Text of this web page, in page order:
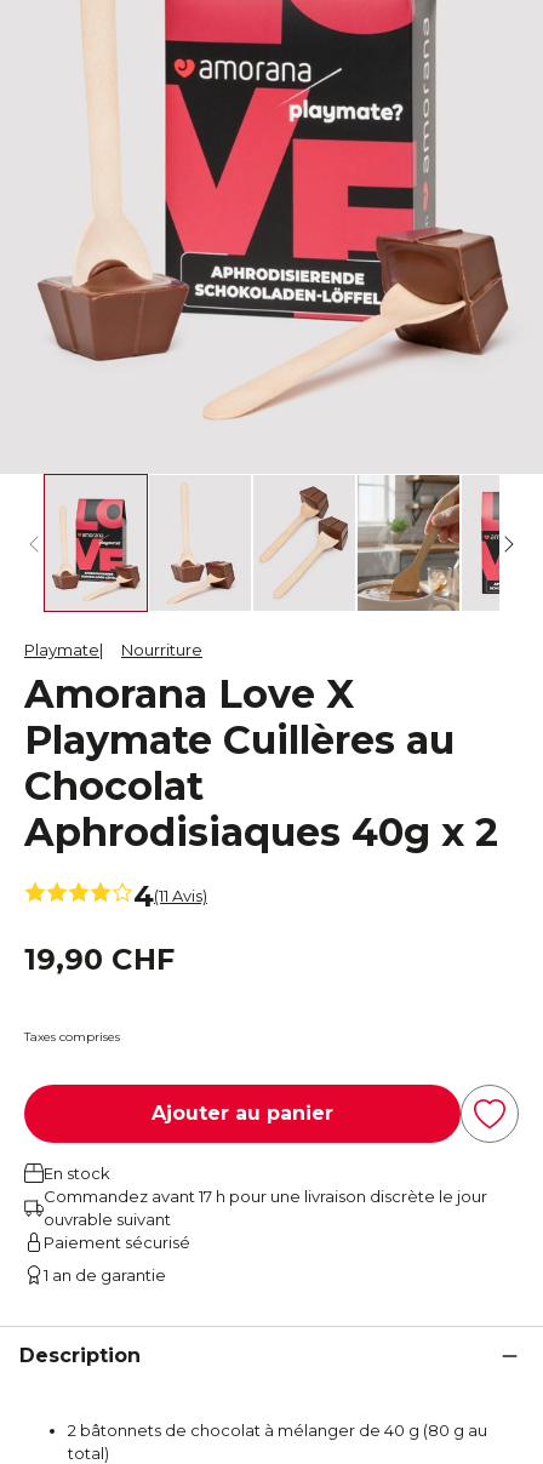
Playmate Nourriture
Amorana Love X
Playmate Cuillères au
Chocolat
Aphrodisiaques 40g x 2
4(11 Avis)
19,90 CHF
Taxes comprises
Ajouter au panier
En stock
Commandez avant 17 h pour une livraison discrète le jour
ouvrable suivant
Paiement sécurisé
1 an de garantie
Description
2 bâtonnets de chocolat à mélanger de 40 g (80 g au
total)